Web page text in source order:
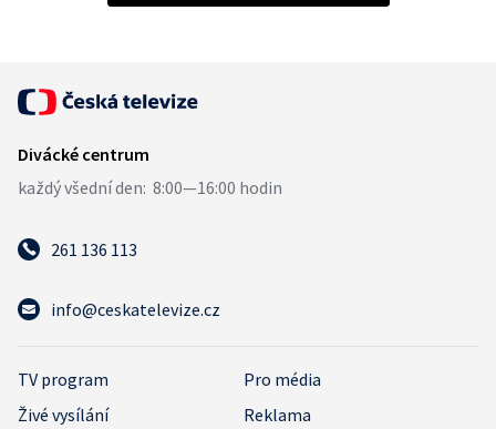
261 136 113
info@ceskatelevize.cz
TV program
Pro média
Živé vysílání
Reklama